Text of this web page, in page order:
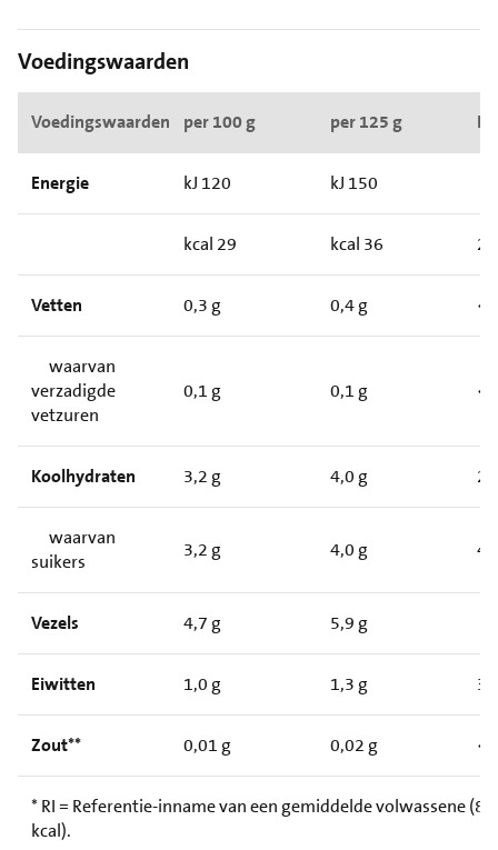
Voedingswaarden
Voedingswaarden per 100 g per 125 g RI*
Energie kJ 120 kJ 150
kcal 29 kcal 36
Vetten 0,3 g 0,4 g
waarvan
verzadigde
vetzuren
0,1 g 0,1 g
Koolhydraten 3,2 g 4,0 g
waarvan
suikers
3,2 g 4,0 g
Vezels 4,7 g 5,9 g
Eiwitten 1,0 g 1,3 g
Zout** 0,01 g 0,02 g
* RI = Referentie-inname van een gemiddelde volwassene
kcal).